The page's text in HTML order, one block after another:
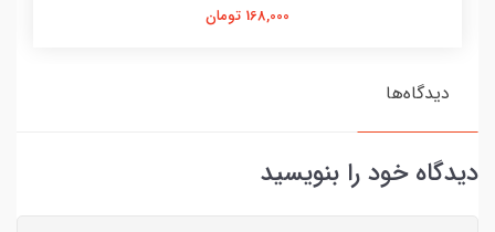
168,000 تومان
دیدگاه‌ها
دیدگاه خود را بنویسید